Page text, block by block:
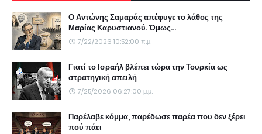
Ο Αντώνης Σαμαράς απέφυγε το λάθος της
Μαρίας Καρυστιανού. Όμως...
7/22/2026 10:52:00 π.μ.
Γιατί το Ισραήλ βλέπει τώρα την Τουρκία ως
στρατηγική απειλή
7/25/2026 06:27:00 μ.μ.
Παρέλαβε κόμμα, παρέδωσε παρέα που δεν ξέρει
πού πάει